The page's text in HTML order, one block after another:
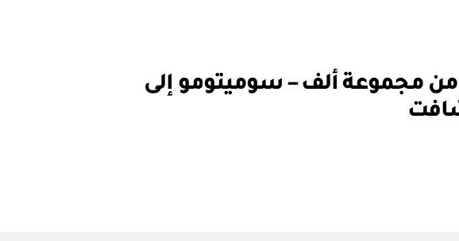
التنازل الصادر من مجموعة ألف – سوميتومو إلى